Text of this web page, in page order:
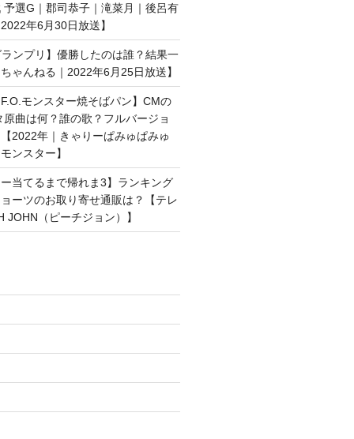
予選G｜郡司恭子｜滝菜月｜後呂有
年6月30日放送】
ランプリ】優勝したのは誰？結果一
ゃんねる｜2022年6月25日放送】
モンスター焼そばパン】CMの
曲は何？誰の歌？フルバージョ
2022年｜きゃりーぱみゅぱみゅ
ンスター】
ー当てるまで帰れま3】ランキング
ーツのお取り寄せ通販は？【テレ
JOHN（ピーチジョン）】